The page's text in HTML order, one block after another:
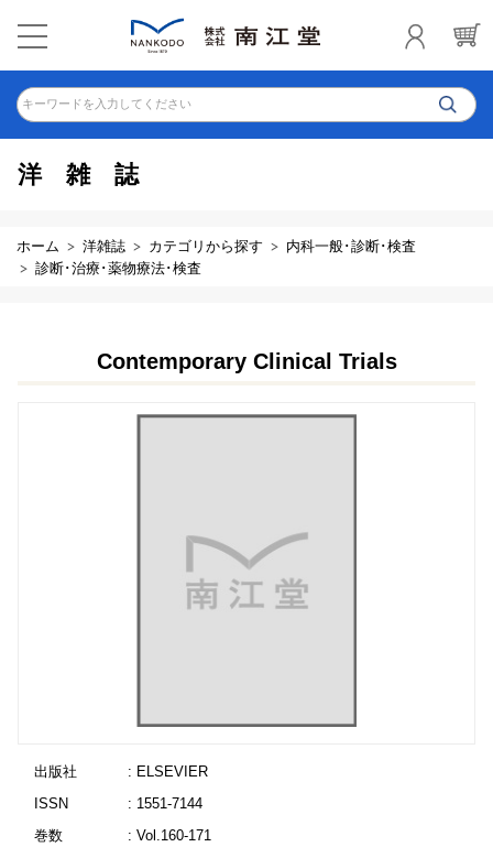
キーワードを入力してください
洋雑誌
ホーム 洋雑誌 カテゴリから探す
内科一般･診断･検査
診断･治療･薬物療法･検査
Contemporary Clinical Trials
出版社
: ELSEVIER
ISSN
: 1551-7144
巻数
: Vol.160-171